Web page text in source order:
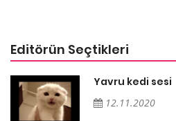
Editörün Seçtikleri
Yavru kedi sesi
12.11.2020